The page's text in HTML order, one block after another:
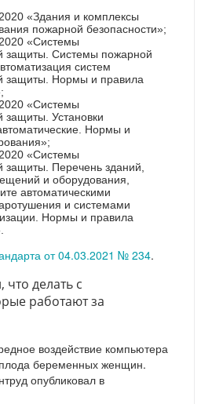
«Здания и комплексы
пожарной безопасности»;
«Системы
защиты. Системы пожарной
систем
защиты. Нормы и правила
«Системы
защиты. Установки
Нормы и
«Системы
защиты. Перечень зданий,
и оборудования,
автоматическими
и системами
Нормы и правила
от 04.03.2021 № 234.
делать с
работают за
воздействие компьютера
беременных женщин.
опубликовал в